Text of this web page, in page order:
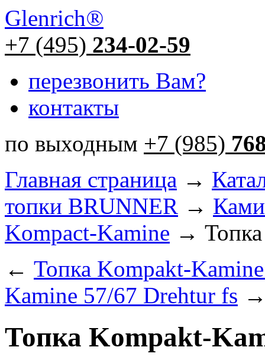
Glenrich®
+7 (495) 234-02-59
перезвонить Вам?
контакты
по выходным +7 (985)
Главная страница →
топки BRUNNER →
Kompact-Kamine →
← Топка Kompakt-
Kamine 57/67 Drehtur fs
Топка Kompakt-